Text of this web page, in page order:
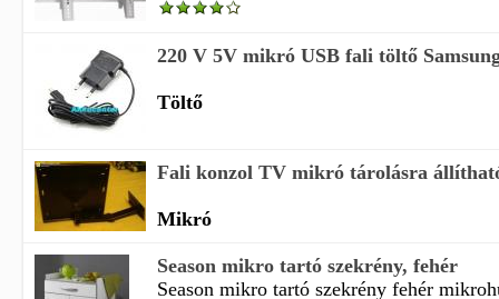
220 V 5V mikró USB fali töltő
Töltő
Fali konzol TV mikró tárolásra
Mikró
Season mikro tartó szekrény, fehér
Season mikro tartó szekrény fehér